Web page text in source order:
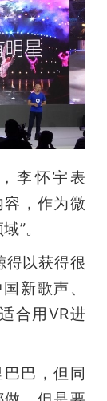
，李怀宇表
，作为微
”。
得以获得很
新歌声、
合用VR进
巴，但同